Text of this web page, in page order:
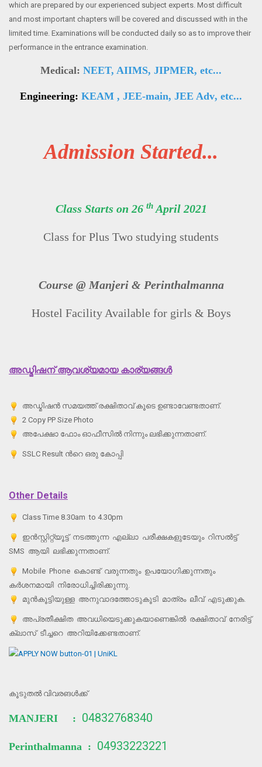
which are prepared by our experienced subject experts. Most difficult
and most important chapters will be covered and discussed with in the
limited time. Examinations will be conducted daily so as to improve their
performance in the entrance examination.
Medical: NEET, AIIMS, JIPMER, etc...
Engineering: KEAM , JEE-main, JEE Adv, etc...
Admission Started...
Class Starts on 26 th April 2021
Class for Plus Two studying students
Course @ Manjeri & Perinthalmanna
Hostel Facility Available for girls & Boys
അഡ്മിഷന് ആവശ്യമായ കാര്യങ്ങള്‍
അഡ്മിഷന്‍ സമയത്ത് രക്ഷിതാവ് കൂടെ ഉണ്ടാവേണ്ടതാണ്.
2 Copy PP Size Photo
അപേക്ഷാ ഫോം ഓഫീസില്‍ നിന്നും ലഭിക്കുന്നതാണ്.
SSLC Result ന്‍റെ ഒരു കോപ്പി
Other Details
Class Time 8.30am to 4.30pm
ഇന്‍സ്റ്റിറ്റ്യൂട്ട് നടത്തുന്ന എല്ലാ പരീക്ഷകളുടേയും റിസല്‍ട്ട്
SMS ആയി ലഭിക്കുന്നതാണ്.
Mobile Phone കൊണ്ട് വരുന്നതും ഉപയോഗിക്കുന്നതും
കര്‍ശനമായി നിരോധിച്ചിരിക്കുന്നു.
മുന്‍കൂട്ടിയുള്ള അനുവാദത്തോടുകൂടി മാത്രം ലീവ് എടുക്കുക.
അപ്രതീക്ഷിത അവധിയെടുക്കുകയാണെങ്കില്‍ രക്ഷിതാവ് നേരിട്ട്
ക്ലാസ് ടീച്ചറെ അറിയിക്കേണ്ടതാണ്.
കൂടുതൽ വിവരങൾക്ക്
MANJERI : 04832768340
Perinthalmanna : 04933223221